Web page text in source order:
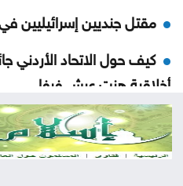
مقتل جنديين إسرائيليين
كيف حول الاتحاد الأردني
أخلاقية هزت عرش فيفا
اتهامات الأمير علي تهز
العالمية عن إنفانتينو؟